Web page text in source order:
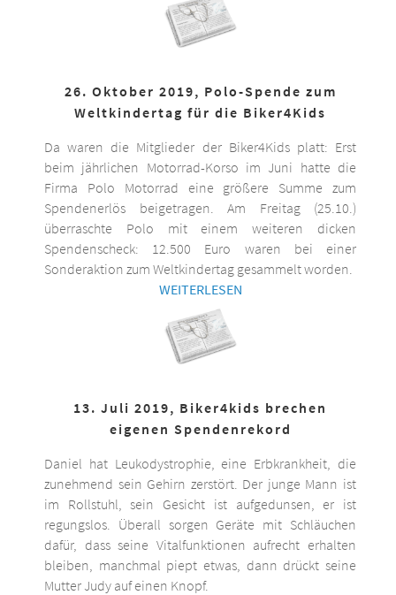
26. Oktober 2019, Polo-Spende zum
Weltkindertag für die Biker4Kids
Da waren die Mitglieder der Biker4Kids platt: Erst
beim jährlichen Motorrad-Korso im Juni hatte die
Firma Polo Motorrad eine größere Summe zum
Spendenerlös beigetragen. Am Freitag (25.10.)
überraschte Polo mit einem weiteren dicken
Spendenscheck: 12.500 Euro waren bei einer
Sonderaktion zum Weltkindertag gesammelt worden.
WEITERLESEN
13. Juli 2019, Biker4kids brechen
eigenen Spendenrekord
Daniel hat Leukodystrophie, eine Erbkrankheit, die
zunehmend sein Gehirn zerstört. Der junge Mann ist
im Rollstuhl, sein Gesicht ist aufgedunsen, er ist
regungslos. Überall sorgen Geräte mit Schläuchen
dafür, dass seine Vitalfunktionen aufrecht erhalten
bleiben, manchmal piept etwas, dann drückt seine
Mutter Judy auf einen Knopf.